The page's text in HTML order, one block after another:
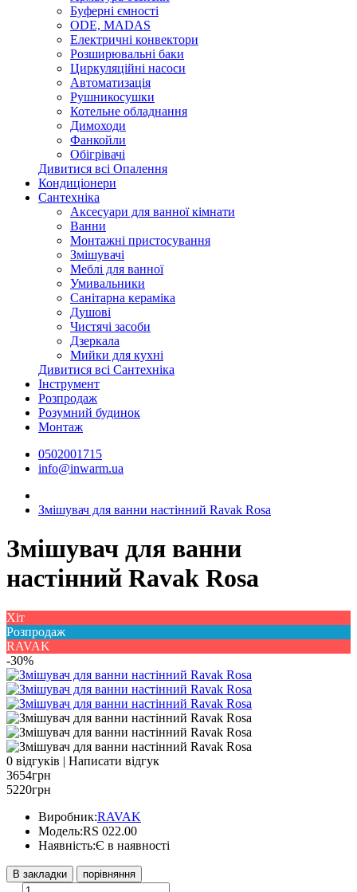
Буферні ємності
ODE, MADAS
Електричні конвектори
Розширювальні баки
Циркуляційні насоси
Автоматизація
Рушникосушки
Котельне обладнання
Димоходи
Фанкойли
Обігрівачі
Дивитися всі Опалення
Кондиціонери
Сантехніка
Аксесуари для ванної кімнати
Ванни
Монтажні пристосування
Змішувачі
Меблі для ванної
Умивальники
Санітарна кераміка
Душові
Чистячі засоби
Дзеркала
Мийки для кухні
Дивитися всі Сантехніка
Інструмент
Розпродаж
Розумний будинок
Монтаж
0502001715
info@inwarm.ua
Змішувач для ванни настінний Ravak Rosa
Змішувач для ванни
настінний Ravak Rosa
Хіт
Розпродаж
RAVAK
-30%
0 відгуків | Написати відгук
3654грн
5220грн
Виробник:RAVAK
Модель:RS 022.00
Наявність:Є в наявності
В закладки порівняння